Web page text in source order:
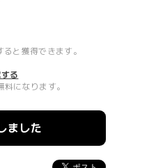
ると獲得できます。
る
になります。
ました